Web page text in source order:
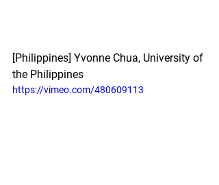
[Philippines] Yvonne Chua, University of
the Philippines
https://vimeo.com/480609113